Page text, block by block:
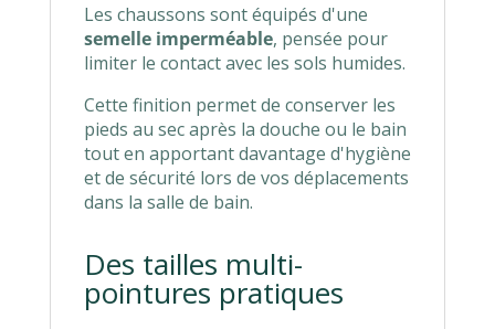
Les chaussons sont équipés d'une
semelle imperméable, pensée pour
limiter le contact avec les sols humides.
Cette finition permet de conserver les
pieds au sec après la douche ou le bain
tout en apportant davantage d'hygiène
et de sécurité lors de vos déplacements
dans la salle de bain.
Des tailles multi-
pointures pratiques